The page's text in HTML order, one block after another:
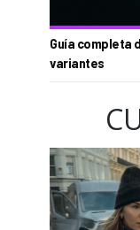
Guía completa
variantes